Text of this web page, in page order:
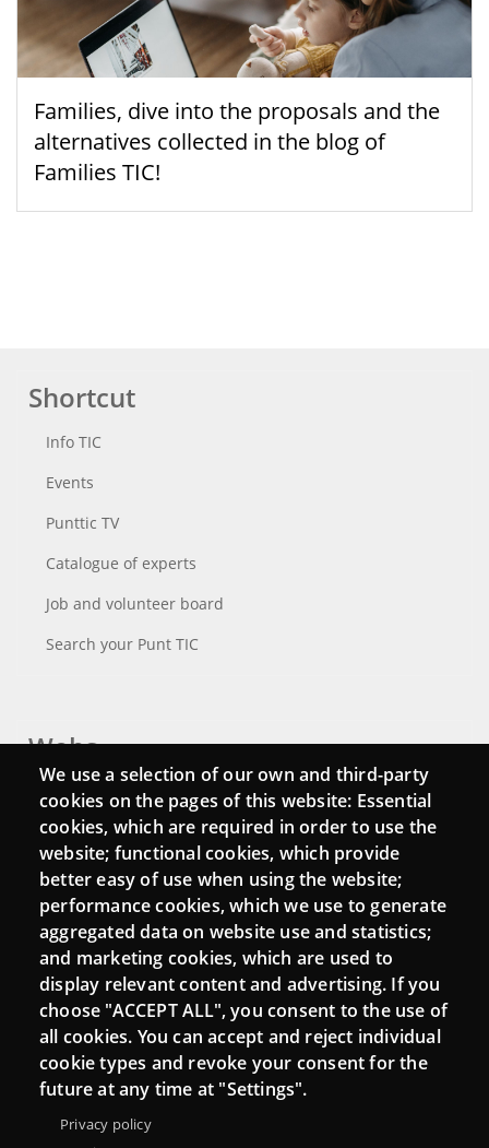
Families, dive into the proposals and the
alternatives collected in the blog of
Families TIC!
Shortcut
Info TIC
Events
Punttic TV
Catalogue of experts
Job and volunteer board
Search your Punt TIC
Webs
Login
Mattermost Punt TIC
Moodle CampusLab
Connect
Contact
Newsletters
We use a selection of our own and third-party
cookies on the pages of this website: Essential
cookies, which are required in order to use the
website; functional cookies, which provide
better easy of use when using the website;
performance cookies, which we use to generate
aggregated data on website use and statistics;
and marketing cookies, which are used to
display relevant content and advertising. If you
choose "ACCEPT ALL", you consent to the use of
all cookies. You can accept and reject individual
cookie types and revoke your consent for the
future at any time at "Settings".
Privacy policy